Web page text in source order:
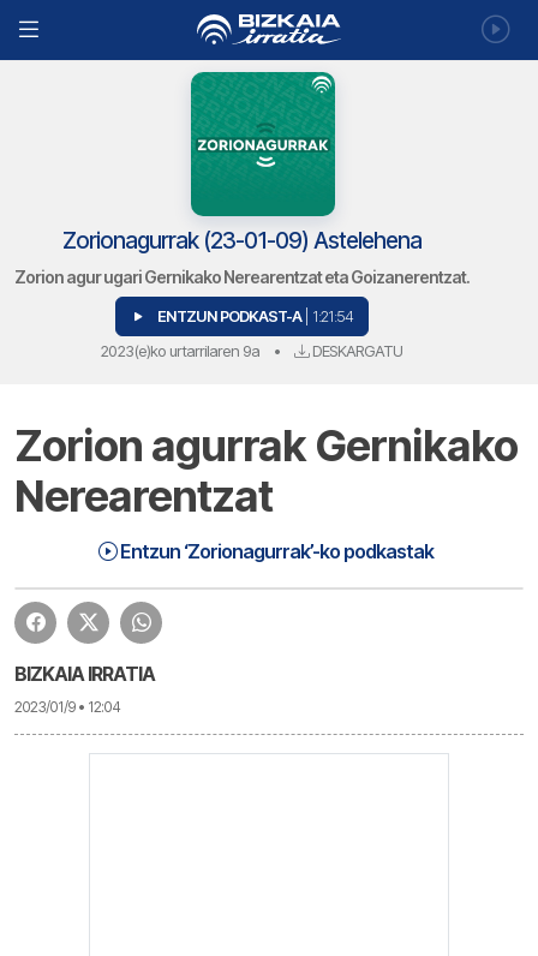
Zorionagurrak (23-01-09) Astelehena
Zorion agur ugari Gernikako Nerearentzat eta Goizanerentzat.
ENTZUN PODKAST-A | 1:21:54
2023(e)ko urtarrilaren 9a • DESKARGATU
Zorion agurrak Gernikako
Nerearentzat
Entzun ‘Zorionagurrak’-ko podkastak
1:21:54 Zorionagurrak (23-01-09) Astelehena | Zorionagurrak
BIZKAIA IRRATIA
2023/01/9 • 12:04